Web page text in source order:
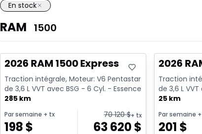
En stock
RAM 1500
En stock
2026 RAM 1500 Express
Traction intégrale, Moteur: V6 Pentastar
de 3,6 L VVT avec BSG - 6 Cyl. - Essence
285 km
Par semaine + tx
198 $
70 120$+ tx
63 620$
En stock
2026
Traction
de 3,6 L
25 km
Par semaine
201 $